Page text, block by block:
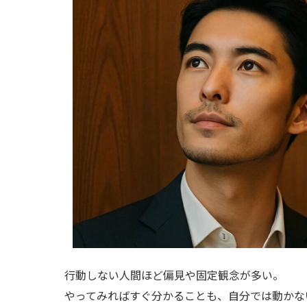
行動しない人間ほど偏見や固定観念が多い。
やってみればすぐ分かることも、自分では動か